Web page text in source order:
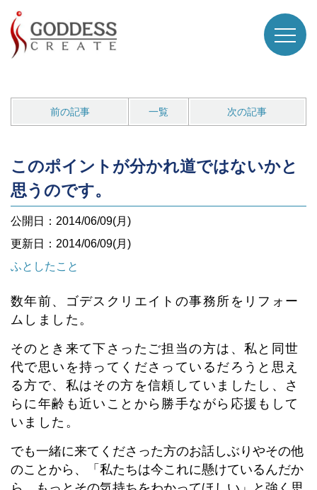
前の記事 一覧 次の記事
このポイントが分かれ道ではないかと
思うのです。
公開日：2014/06/09(月)
更新日：2014/06/09(月)
ふとしたこと
数年前、ゴデスクリエイトの事務所をリフォー
ムしました。
そのとき来て下さったご担当の方は、私と同世
代で思いを持ってくださっているだろうと思え
る方で、私はその方を信頼していましたし、さ
らに年齢も近いことから勝手ながら応援もして
いました。
でも一緒に来てくださった方のお話しぶりやその他
のことから、「私たちは今これに懸けているんだか